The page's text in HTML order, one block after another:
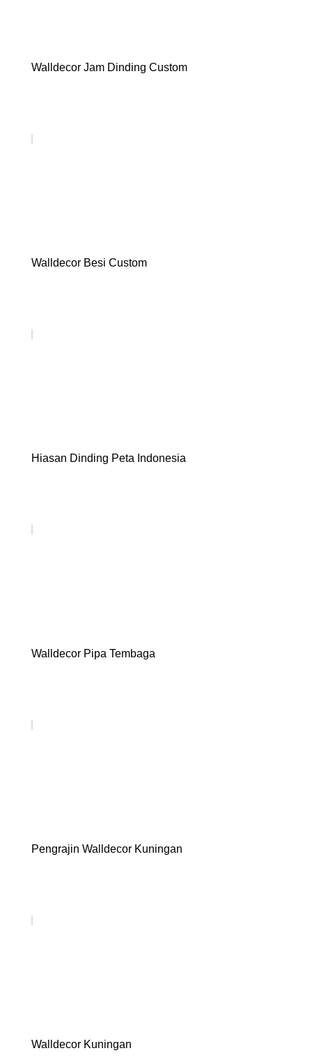
Walldecor Jam Dinding Custom
Walldecor Besi Custom
Hiasan Dinding Peta Indonesia
Walldecor Pipa Tembaga
Pengrajin Walldecor Kuningan
Walldecor Kuningan